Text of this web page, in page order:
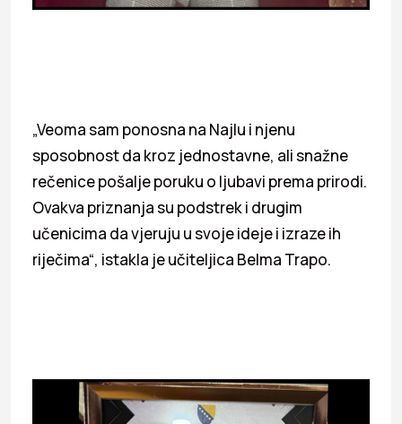
„Veoma sam ponosna na Najlu i njenu
sposobnost da kroz jednostavne, ali snažne
rečenice pošalje poruku o ljubavi prema prirodi.
Ovakva priznanja su podstrek i drugim
učenicima da vjeruju u svoje ideje i izraze ih
riječima“, istakla je učiteljica Belma Trapo.